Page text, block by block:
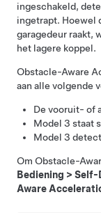
ingeschakeld,
ingetrapt. Hoewel
garagedeur raakt,
het lagere koppel.
Obstacle-Aware
aan alle volgende
De vooruit- of
Model 3 staat
Model 3
Om Obstacle-
Bediening > Self-
Aware